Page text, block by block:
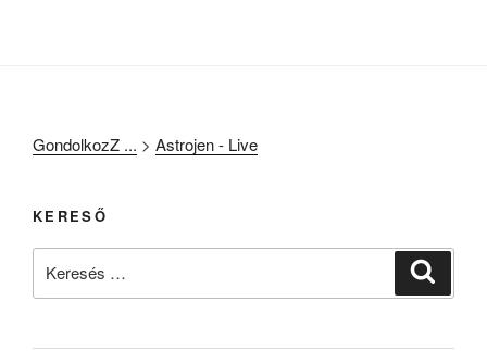
GondolkozZ ... > Astrojen - Live
KERESŐ